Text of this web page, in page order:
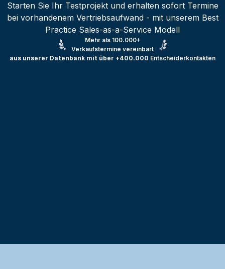
Starten Sie Ihr Testprojekt und erhalten sofort Termine
bei vorhandenem Vertriebsaufwand - mit unserem Best
Practice Sales-as-a-Service Modell
Mehr als 100.000+
Verkaufstermine vereinbart
aus unserer Datenbank mit über +400.000 Entscheiderkontakten